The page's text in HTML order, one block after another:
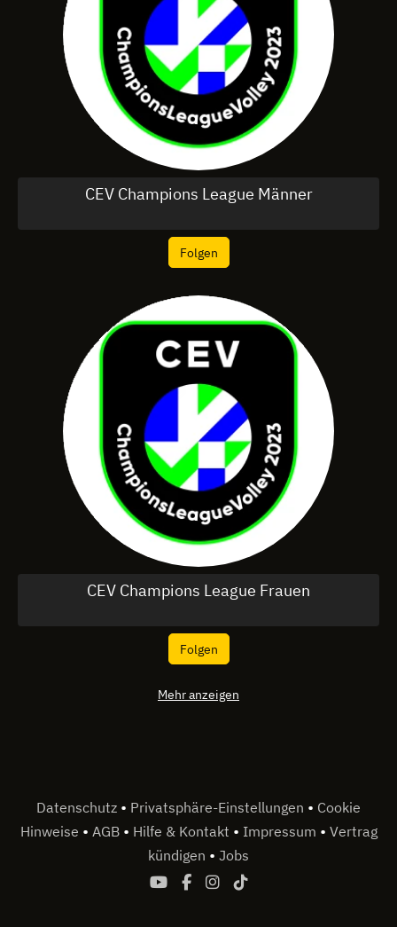
CEV Champions League Männer
Folgen
CEV Champions League Frauen
Folgen
Mehr anzeigen
Datenschutz • Privatsphäre-Einstellungen • Cookie
Hinweise • AGB • Hilfe & Kontakt • Impressum • Vertrag
kündigen • Jobs